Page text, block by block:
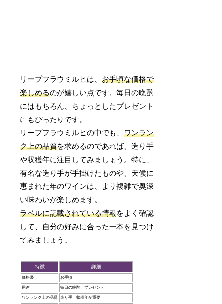
リープフラウミルヒは、お手頃な価格で
楽しめるのが嬉しい点です。毎日の晩酌
にはもちろん、ちょっとしたプレゼント
にもぴったりです。
リープフラウミルヒの中でも、ワンラン
ク上の品質を求めるのであれば、造り手
や収穫年に注目してみましょう。特に、
有名な造り手が手掛けたものや、天候に
恵まれた年のワインは、より複雑で奥深
い味わいが楽しめます。
ラベルに記載されている情報をよく確認
して、自分の好みに合った一本を見つけ
てみましょう。
特徴 詳細
価格帯 お手頃
用途 毎日の晩酌、プレゼント
ワンランク上の品質 造り手、収穫年が重要